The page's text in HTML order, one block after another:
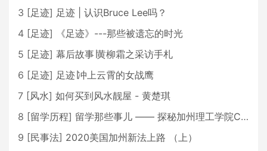
3 [足迹] 足迹 | 认识Bruce Lee吗？
4 [足迹]
《足迹》---那些被遗忘的时光
5 [足迹] 幕后故事∣黄柳霜之采访手札
6 [足迹] 足迹∣冲上云霄的女战鹰
7 [风水] 如何买到风水靓屋 - 黄楚琪
8 [留学历程] 留学那些事儿 —— 探秘加州理工学院Caltech博士生活 [上集]
9 [民事法] 2020美国加州新法上路 （上）